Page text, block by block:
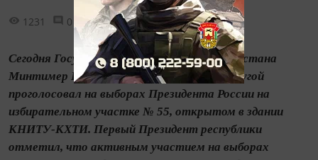
1231 0 0
Сегодня Государственный советник Татарстана
Минтимер Шаймиев вместе со своей супругой
проголосовал на выборах Президента России на
избирательном участке № 55, открытом в здании
КНИТУ-КХТИ. Первый Президент республики
отметил, что активным участием на выборах